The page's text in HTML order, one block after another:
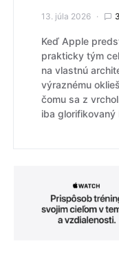
13. júla 2026
Keď Apple
prakticky tým
na vlastnú
výraznému
čomu sa z
iba glorifikovaný